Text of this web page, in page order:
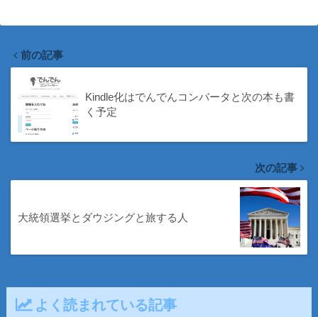
前の記事
Kindle化はでんでんコンバータと次の本も書
く予定
次の記事
大統領選挙とダウジングと旅する人
よく読まれている記事